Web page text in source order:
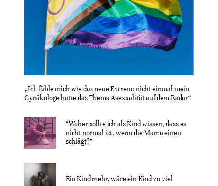
„Ich fühle mich wie das neue Extrem: nicht einmal mein
Gynäkologe hatte das Thema Asexualität auf dem Radar“
“Woher sollte ich als Kind wissen, dass es
nicht normal ist, wenn die Mama einen
schlägt?”
Ein Kind mehr, wäre ein Kind zu viel